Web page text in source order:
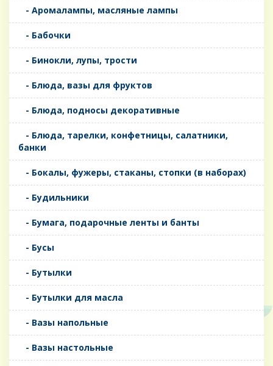
- Аромалампы, масляные лампы
- Бабочки
- Бинокли, лупы, трости
- Блюда, вазы для фруктов
- Блюда, подносы декоративные
- Блюда, тарелки, конфетницы, салатники,
банки
- Бокалы, фужеры, стаканы, стопки (в наборах)
- Будильники
- Бумага, подарочные ленты и банты
- Бусы
- Бутылки
- Бутылки для масла
- Вазы напольные
- Вазы настольные